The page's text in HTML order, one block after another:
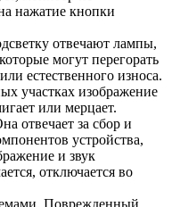
нажатие кнопки
отвечают лампы,
могут перегорать
естественного износа.
участках изображение
или мерцает.
отвечает за сбор и
устройства,
и звук
отключается во
Поврежденный